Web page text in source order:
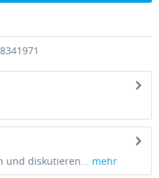
und diskutieren... mehr